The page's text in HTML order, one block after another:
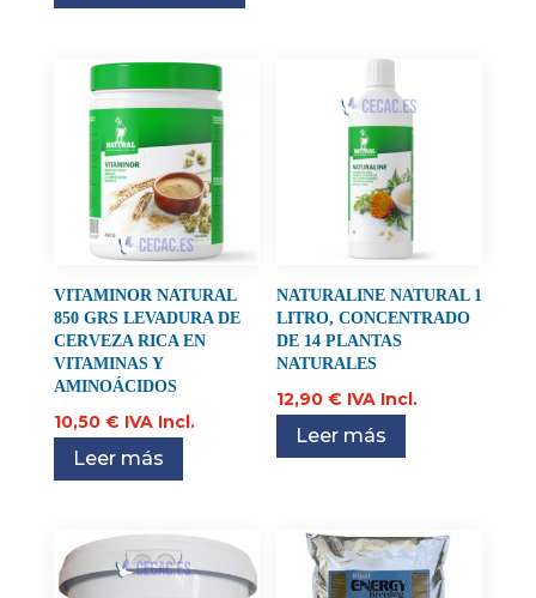
VITAMINOR NATURAL
850 GRS LEVADURA DE
CERVEZA RICA EN
VITAMINAS Y
AMINOÁCIDOS
10,50 € IVA Incl.
Leer más
NATURALINE NATURAL 1
LITRO, CONCENTRADO
DE 14 PLANTAS
NATURALES
12,90€ IVA Incl.
Leer más